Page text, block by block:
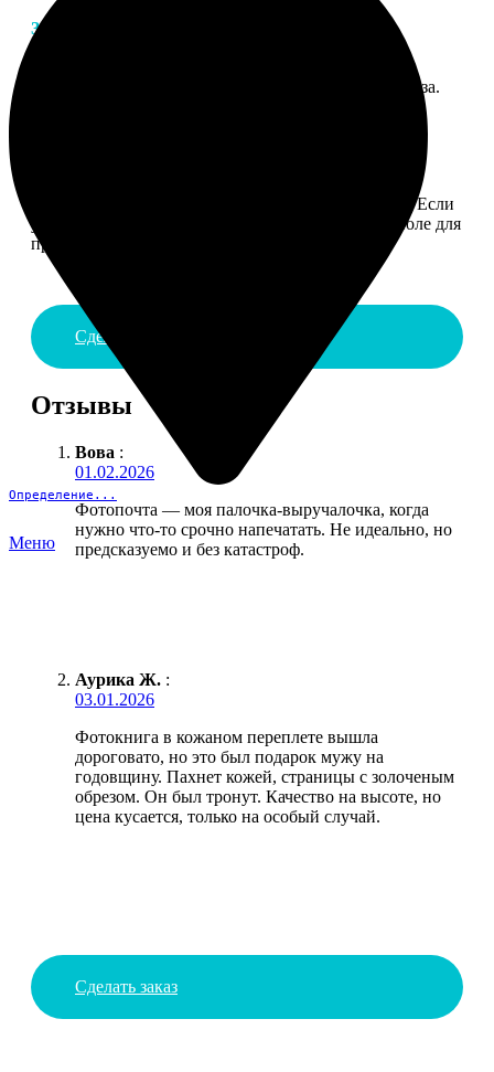
Определение...
Меню
3. ИЗГОТОВЛЕНИЕ
получите подтверждение на email с описанием заказа.
Введите адрес и выберите способ доставки заказа. Если
у вас есть промокод, введите его в специальное поле для
промокода.
Сделать заказ
Отзывы
Вова :
01.02.2026
Фотопочта — моя палочка-выручалочка, когда
нужно что-то срочно напечатать. Не идеально, но
предсказуемо и без катастроф.
Аурика Ж. :
03.01.2026
Фотокнига в кожаном переплете вышла
дороговато, но это был подарок мужу на
годовщину. Пахнет кожей, страницы с золоченым
обрезом. Он был тронут. Качество на высоте, но
цена кусается, только на особый случай.
Сделать заказ